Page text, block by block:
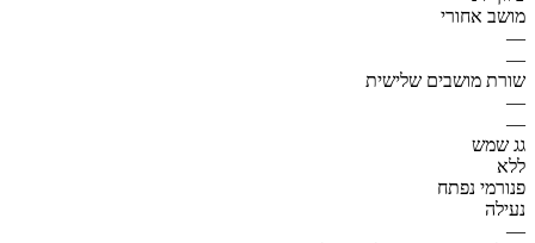
מושב אחורי
—
—
שורת מושבים שלישית
—
—
גג שמש
ללא
פנורמי נפתח
נעילה
—